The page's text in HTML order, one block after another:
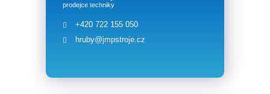
prodejce techniky
+420 722 155 050
hruby@jmpstroje.cz